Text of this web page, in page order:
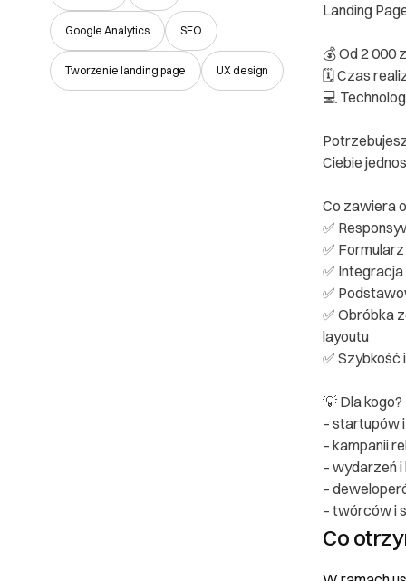
Google Analytics SEO
Tworzenie landing page UX design
Landing
💰 Od 2 000
🗓️ Czas
💻
Ciebie
Co zawiera
✅
✅
✅
✅
✅ Obróbka
layoutu
✅ Szybkość
💡 Dla
– startupów
– kampanii
– wydarzeń i
–
– twórców i
Co